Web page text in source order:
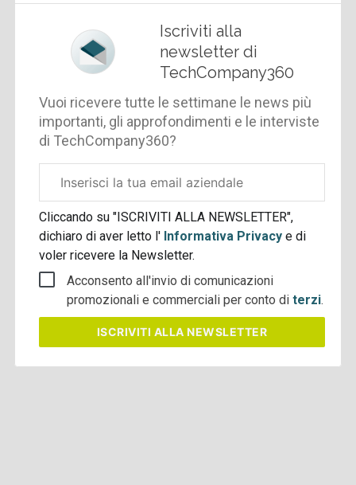
Iscriviti alla
newsletter di
TechCompany360
Vuoi ricevere tutte le settimane le news più
importanti, gli approfondimenti e le interviste
di TechCompany360?
aziendale
Cliccando su "ISCRIVITI ALLA NEWSLETTER",
dichiaro di aver letto l' Informativa Privacye di
voler ricevere la Newsletter.
Acconsento all'invio di comunicazioni
promozionali e commerciali per conto diterzi.
ISCRIVITI ALLA NEWSLETTER